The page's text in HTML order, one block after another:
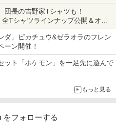
団長の吉野家Tシャツも！
Tシャツラインナップ公開＆オン
ダ」ピカチュウ&ゼラオラのフレン
ーン開催！
ット「ポケモン」を一足先に遊んで
もっと見る
をフォローする